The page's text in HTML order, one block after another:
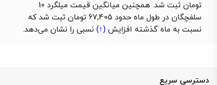
تومان ثبت شد. همچنین میانگین قیمت میلگرد 10
سلفچگان در طول ماه حدود 67,405 تومان ثبت شد که
نسبت به ماه گذشته افزایش (↑) نسبی را نشان می‌دهد.
دسترسی سریع